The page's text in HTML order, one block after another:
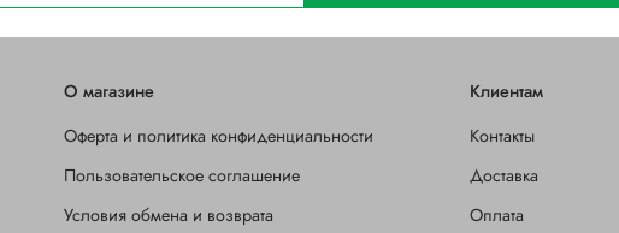
О магазине
Оферта и политика конфиденциальности
Пользовательское соглашение
Условия обмена и возврата
Клиентам
Контакты
Доставка
Оплата